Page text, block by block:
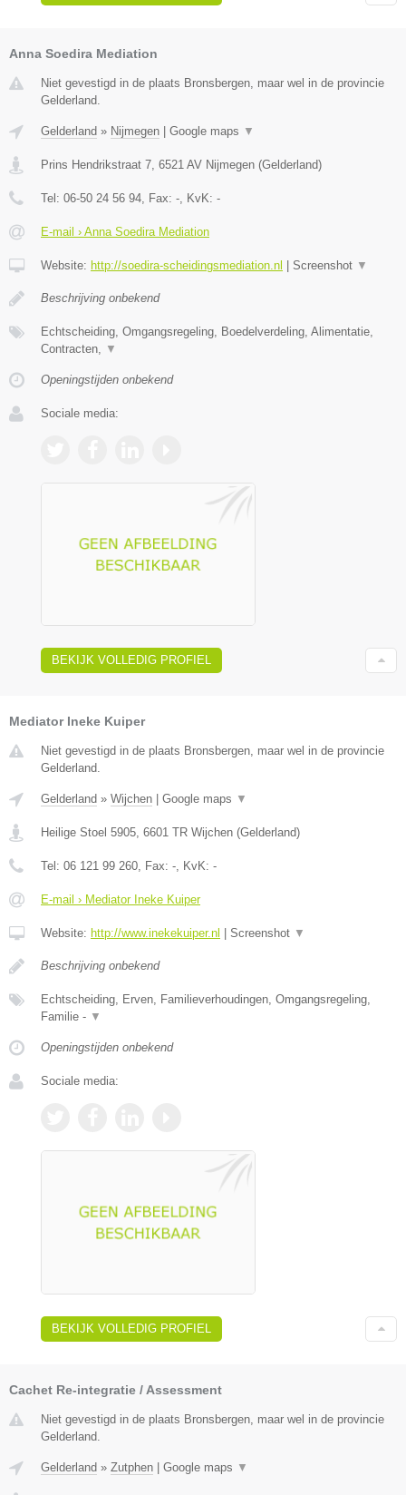
Anna Soedira Mediation
Niet gevestigd in de plaats Bronsbergen, maar wel in de provincie
Gelderland.
Gelderland » Nijmegen | Google maps ▼
Prins Hendrikstraat 7 6521 AV Nijmegen (Gelderland)
Tel: 06-50 24 56 94 , Fax: - , KvK: -
E-mail › Anna Soedira Mediation
Website: http://soedira-scheidingsmediation.nl | Screenshot ▼
Beschrijving onbekend
Echtscheiding, Omgangsregeling, Boedelverdeling, Alimentatie,
Contracten,
▼
Openingstijden onbekend
Sociale media:
BEKIJK VOLLEDIG PROFIEL
Mediator Ineke Kuiper
Niet gevestigd in de plaats Bronsbergen, maar wel in de provincie
Gelderland.
Gelderland » Wijchen Google maps ▼
Heilige Stoel 5905, 6601 TR Wijchen (Gelderland)
Tel: 06 121 99 260, Fax: -, KvK: -
E-mail › Mediator Ineke Kuiper
Website: http://www.inekekuiper.nl Screenshot ▼
Beschrijving onbekend
Echtscheiding, Erven, Familieverhoudingen, Omgangsregeling,
Familie - ▼
Openingstijden onbekend
Sociale media:
BEKIJK VOLLEDIG PROFIEL
Cachet Re-integratie / Assessment
Niet gevestigd in de plaats Bronsbergen, maar wel in de provincie
Gelderland.
Gelderland » Zutphen Google maps ▼